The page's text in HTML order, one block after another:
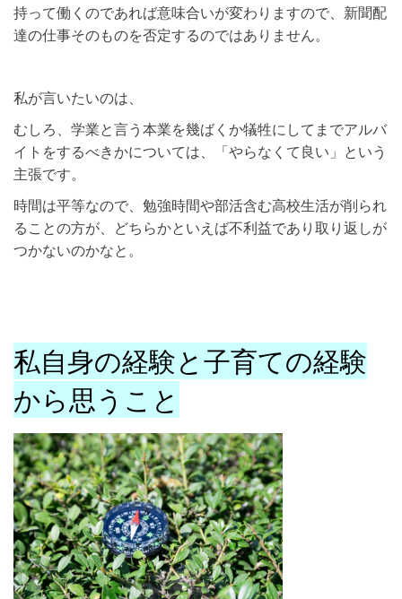
持って働くのであれば意味合いが変わりますので、新聞配
達の仕事そのものを否定するのではありません。
私が言いたいのは、
むしろ、学業と言う本業を幾ばくか犠牲にしてまでアルバ
イトをするべきかについては、「やらなくて良い」という
主張です。
時間は平等なので、勉強時間や部活含む高校生活が削られ
ることの方が、どちらかといえば不利益であり取り返しが
つかないのかなと。
私自身の経験と子育ての経験
から思うこと